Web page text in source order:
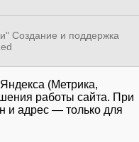
Создание и поддержка
(Метрика,
работы сайта. При
и адрес — только для